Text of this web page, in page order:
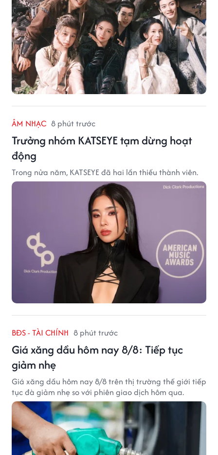
ÂM NHẠC 8 phút trước
Trưởng nhóm KATSEYE tạm dừng hoạt
động
Trong nửa năm, KATSEYE đã hai lần thiếu thành viên.
BĐS - TÀI CHÍNH 8 phút trước
Giá xăng dầu hôm nay 8/8: Tiếp tục
giảm nhẹ
Giá xăng dầu hôm nay 8/8 trên thị trường thế giới tiếp
tục đà giảm nhẹ so với phiên giao dịch hôm qua.